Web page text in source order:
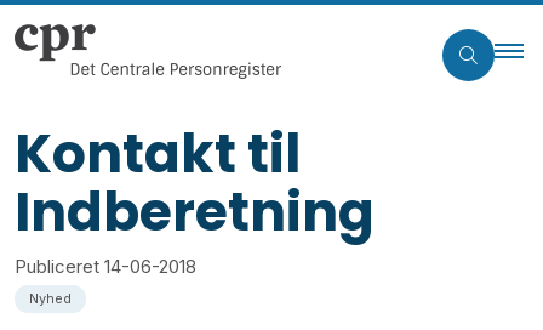
Kontakt til
Indberetning
Publiceret 14-06-2018
Nyhed